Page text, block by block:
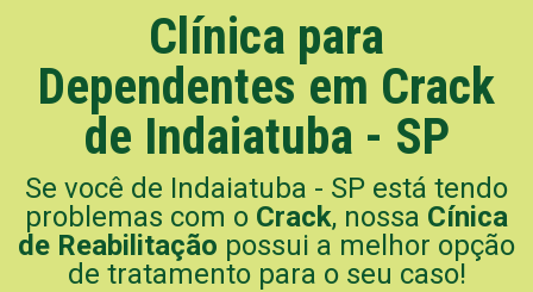
Clínica para
Dependentes em Crack
de Indaiatuba - SP
Se você de Indaiatuba - SP está tendo
problemas com o Crack, nossa Cínica
de Reabilitação possui a melhor opção
de tratamento para o seu caso!